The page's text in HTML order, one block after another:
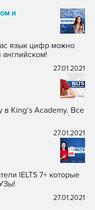
и
язык цифр можно
английском!
27.01.2021
в King’s Academy. Все
27.01.2021
7+ которые
27.01.2021